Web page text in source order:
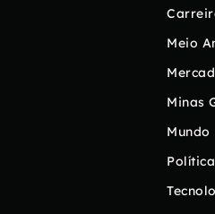
Meio
Minas
Mundo
Política